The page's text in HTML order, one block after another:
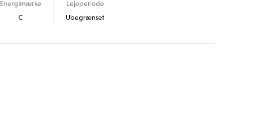
Energimærke
C
Lejeperiode
Ubegrænset